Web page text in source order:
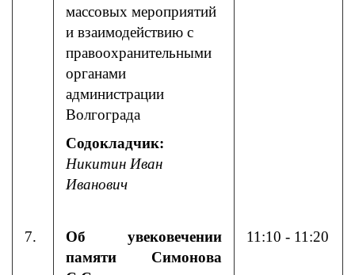
массовых мероприятий
и взаимодействию с
правоохранительными
органами
администрации
Волгограда
Содокладчик:
Никитин Иван
Иванович
7.
Об увековечении
памяти Симонова
11:10 - 11:20